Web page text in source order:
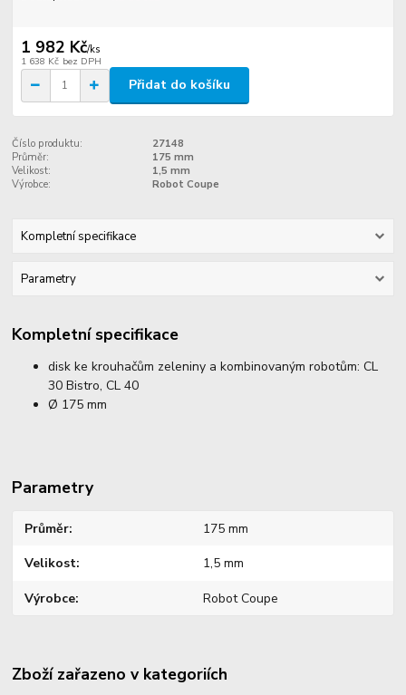
1 982 Kč/ks
1 638 Kč bez DPH
Přidat do košíku
Číslo produktu:
27148
Průměr:
175 mm
Velikost:
1,5 mm
Výrobce:
Robot Coupe
Kompletní specifikace
Parametry
Kompletní specifikace
disk ke krouhačům zeleniny a kombinovaným robotům: CL
30 Bistro, CL 40
Ø 175 mm
Parametry
Průměr 175 mm
Velikost 1,5 mm
Výrobce Robot Coupe
Zboží zařazeno v kategoriích